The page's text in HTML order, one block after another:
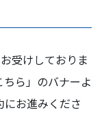
受けしておりま
ら」のバナーよ
にお進みくださ